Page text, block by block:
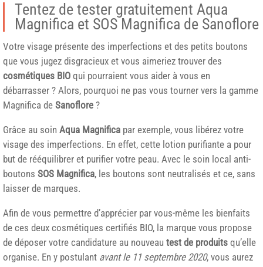
Tentez de tester gratuitement Aqua
Magnifica et SOS Magnifica de Sanoflore
Votre visage présente des imperfections et des petits boutons
que vous jugez disgracieux et vous aimeriez trouver des
cosmétiques BIO qui pourraient vous aider à vous en
débarrasser ? Alors, pourquoi ne pas vous tourner vers la gamme
Magnifica de Sanoflore ?
Grâce au soin Aqua Magnifica par exemple, vous libérez votre
visage des imperfections. En effet, cette lotion purifiante a pour
but de rééquilibrer et purifier votre peau. Avec le soin local anti-
boutons SOS Magnifica, les boutons sont neutralisés et ce, sans
laisser de marques.
Afin de vous permettre d’apprécier par vous-même les bienfaits
de ces deux cosmétiques certifiés BIO, la marque vous propose
de déposer votre candidature au nouveau test de produits qu’elle
organise. En y postulant avant le 11 septembre 2020, vous aurez